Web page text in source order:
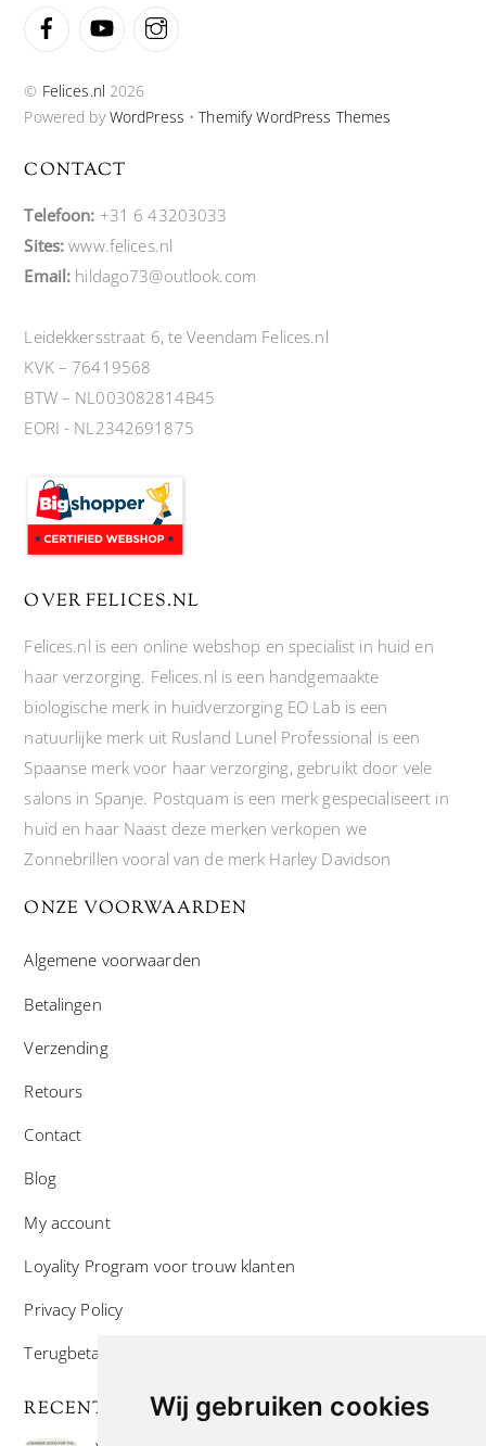
Wij gebruiken cookies
FacebookYouTube
© Felices.nl 2026
Powered byWordPress •Themify WordPress Themes
CONTACT
Telefoon: +31 6 43203033
Sites: www.felices.nl
Email: hildago73@outlook.com
Leidekkersstraat 6, te Veendam Felices.nl
KVK – 76419568
BTW – NL003082814B45
EORI - NL2342691875
OVER FELICES.NL
Felices.nl is een online webshop en specialist in huid en
haar verzorging. Felices.nl is een handgemaakte
biologische merk in huidverzorging EO Lab is een
natuurlijke merk uit Rusland Lunel Professional is een
Spaanse merk voor haar verzorging, gebruikt door vele
salons in Spanje. Postquam is een merk gespecialiseert in
huid en haar Naast deze merken verkopen we
Zonnebrillen vooral van de merk Harley Davidson
ONZE VOORWAARDEN
Algemene voorwaarden
Betalingen
Verzending
Retours
Contact
Blog
My account
Loyality Program voor trouw klanten
Privacy Policy
Terugbetaal- en retourneringsbeleid
RECENTE POSTS